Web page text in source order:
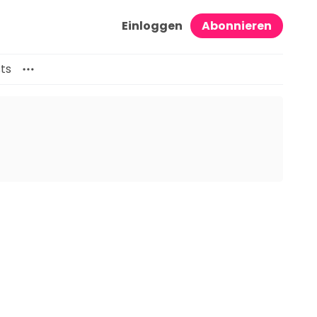
Einloggen Abonnieren